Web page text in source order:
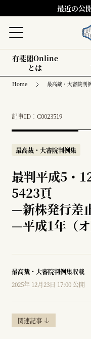
最近の公
有斐閣Online
とは
Home 最高裁・大審院判
記事ID：C0023519
最高裁・大審院判例集
最判平成5・
5423頁
—新株発行差
—平成1年（
最高裁・大審院判例集収載
2025年 12月23日 17:00 公開
関連記事